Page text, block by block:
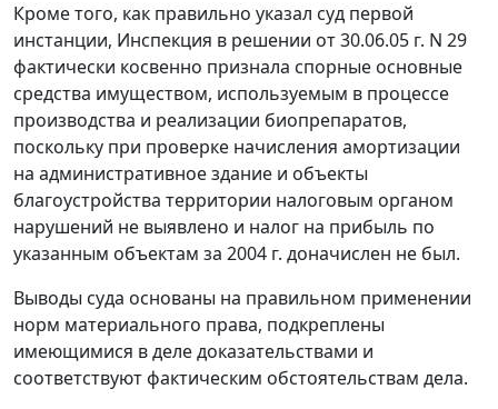
Кроме того, как правильно указал суд первой
инстанции, Инспекция в решении от 30.06.05 г. N 29
фактически косвенно признала спорные основные
средства имуществом, используемым в процессе
производства и реализации биопрепаратов,
поскольку при проверке начисления амортизации
на административное здание и объекты
благоустройства территории налоговым органом
нарушений не выявлено и налог на прибыль по
указанным объектам за 2004 г. доначислен не был.
Выводы суда основаны на правильном применении
норм материального права, подкреплены
имеющимися в деле доказательствами и
соответствуют фактическим обстоятельствам дела.